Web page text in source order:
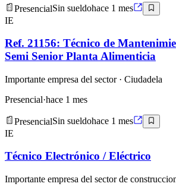
PresencialSin sueldohace 1 mes
IE
Ref. 21156: Técnico de
Semi Senior Planta Alimenticia
Importante empresa del sector· Ciudadela
Presencial·hace 1 mes
PresencialSin sueldohace 1 mes
IE
Técnico Electrónico / Eléctrico
Importante empresa del sector de